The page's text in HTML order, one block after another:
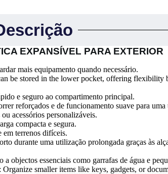
EXPANSÍVEL PARA EXTERIOR
mais equipamento quando necessário.
be stored in the lower pocket, offering flexibility
e seguro ao compartimento principal.
reforçados e de funcionamento suave para
acessórios personalizáveis.
compacta e segura.
em terrenos difíceis.
durante uma utilização prolongada graças às
a objectos essenciais como garrafas de água e
: Organize smaller items like keys, gadgets, or